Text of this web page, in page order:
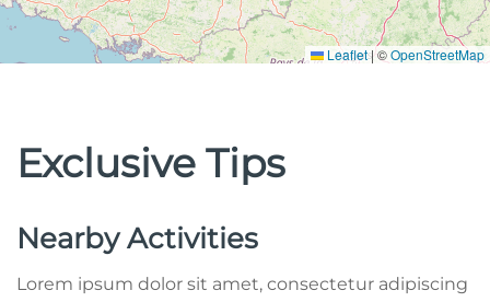
Leaflet|©OpenStreetMap
Exclusive Tips
Nearby Activities
Lorem ipsum dolor sit amet, consectetur adipiscing